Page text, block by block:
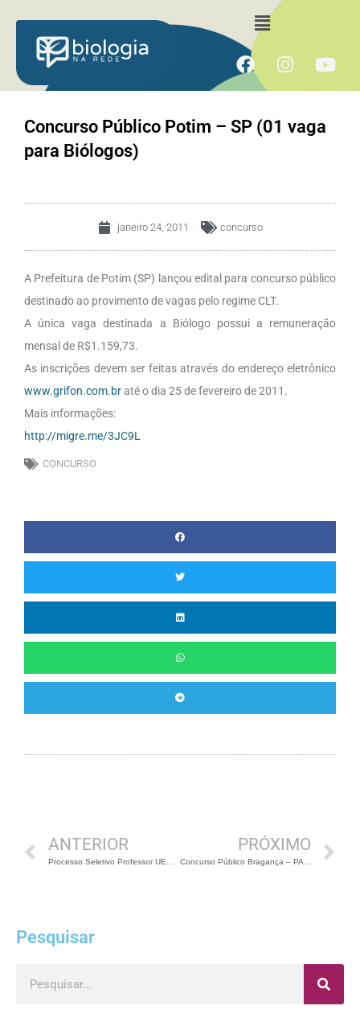
para
conteúdo
Menu
F
a
e
b
I
t
a
m
Y
u
Concurso Público Potim – SP (01 vaga
para Biólogos)
janeiro 24, 2011 concurso
A Prefeitura de Potim (SP) lançou edital para concurso público
destinado ao provimento de vagas pelo regime CLT.
A única vaga destinada a Biólogo possui a remuneração
mensal de R$1.159,73.
As inscrições devem ser feitas através do endereço eletrônico
www.grifon.com.braté o dia 25 de fevereiro de 2011.
Mais informações:
http://migre.me/3JC9L
CONCURSO
ANTERIOR
Processo Seletivo Professor UEM – PR (03 vagas para Biólogos)
PRÓXIMO
Concurso Público Bragança – PA (01 vaga para Biólogos)
Pesquisar